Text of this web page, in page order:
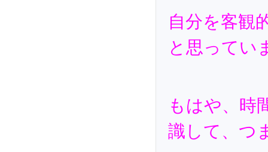
自分を客観
と思ってい
もはや、時
識して、つ